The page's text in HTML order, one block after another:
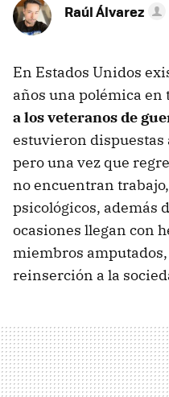
Raúl Álvarez
En Estados Unidos
años una polémica en
a los veteranos de
estuvieron dispuestas
pero una vez que
no encuentran
psicológicos, además
ocasiones llegan con
miembros
reinserción a la